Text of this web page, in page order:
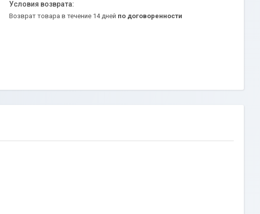
возврат товара в течение 14 дней по договоренности